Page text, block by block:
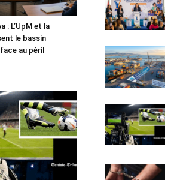
: L’UpM et la
le bassin
au péril